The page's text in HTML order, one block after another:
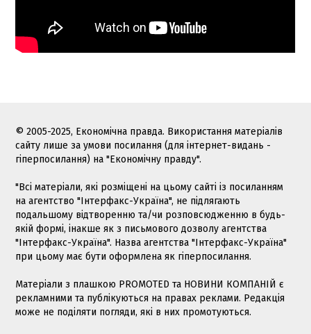
© 2005-2025, Економічна правда. Використання матеріалів
сайту лише за умови посилання (для інтернет-видань -
гіперпосилання) на "Економічну правду".
"Всі матеріали, які розміщені на цьому сайті із посиланням
на агентство "Інтерфакс-Україна", не підлягають
подальшому відтворенню та/чи розповсюдженню в будь-
якій формі, інакше як з письмового дозволу агентства
"Інтерфакс-Україна". Назва агентства "Інтерфакс-Україна"
при цьому має бути оформлена як гіперпосилання.
Матеріали з плашкою PROMOTED та НОВИНИ КОМПАНІЙ є
рекламними та публікуються на правах реклами. Редакція
може не поділяти погляди, які в них промотуються.